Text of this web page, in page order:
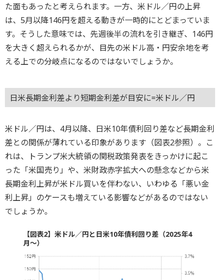
た面もあったと考えられます。一方、米ドル／円の上昇
は、5月以降146円を超える動きが一時的にとどまっていま
す。そうした意味では、先週後半の流れを引き継ぎ、146円
を大きく超えられるかが、目先の米ドル高・円安余地を考
える上での分岐点になるのではないでしょうか。
日米長期金利差より短期金利差が目安に=米ドル／円
米ドル／円は、4月以降、日米10年債利回り差など長期金利
差との関係が薄れている印象があります（図表2参照）。こ
れは、トランプ米大統領の関税政策発表をきっかけに起こ
った「米国売り」や、米財政赤字拡大への懸念などから米
長期金利上昇が米ドル買いを伴わない、いわゆる「悪い金
利上昇」のケースも増えている影響などがあるのではない
でしょうか。
【図表2】米ドル／円と日米10年債利回り差（2025年4
月～）